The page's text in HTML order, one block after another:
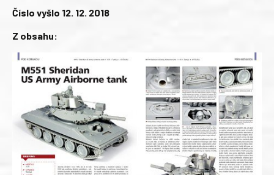
Číslo vyšlo 12. 12. 2018
Z obsahu: